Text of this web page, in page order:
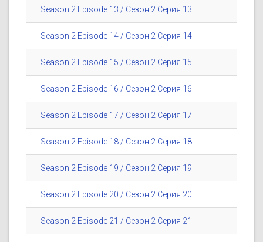
Season 2 Episode 13 / Сезон 2 Серия 13
Season 2 Episode 14 / Сезон 2 Серия 14
Season 2 Episode 15 / Сезон 2 Серия 15
Season 2 Episode 16 / Сезон 2 Серия 16
Season 2 Episode 17 / Сезон 2 Серия 17
Season 2 Episode 18 / Сезон 2 Серия 18
Season 2 Episode 19 / Сезон 2 Серия 19
Season 2 Episode 20 / Сезон 2 Серия 20
Season 2 Episode 21 / Сезон 2 Серия 21